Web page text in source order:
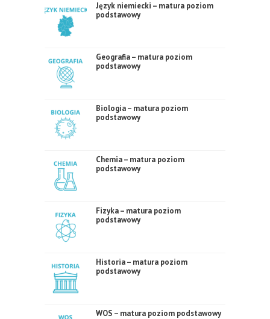
Język niemiecki – matura poziom
podstawowy
Geografia – matura poziom
podstawowy
Biologia – matura poziom
podstawowy
Chemia – matura poziom
podstawowy
Fizyka – matura poziom
podstawowy
Historia – matura poziom
podstawowy
WOS – matura poziom podstawowy